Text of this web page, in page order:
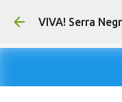
Pular
VIVA! Serra